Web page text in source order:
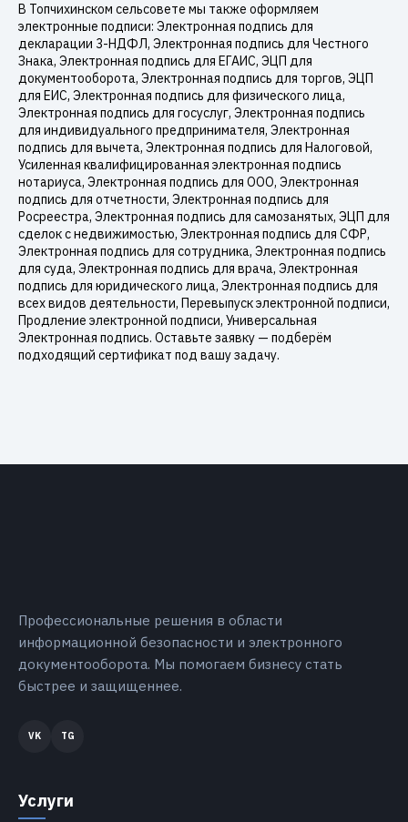
В Топчихинском сельсовете мы также оформляем
электронные подписи: Электронная подпись для
декларации 3-НДФЛ, Электронная подпись для Честного
Знака, Электронная подпись для ЕГАИС, ЭЦП для
документооборота, Электронная подпись для торгов, ЭЦП
для ЕИС, Электронная подпись для физического лица,
Электронная подпись для госуслуг, Электронная подпись
для индивидуального предпринимателя, Электронная
подпись для вычета, Электронная подпись для Налоговой,
Усиленная квалифицированная электронная подпись
нотариуса, Электронная подпись для ООО, Электронная
подпись для отчетности, Электронная подпись для
Росреестра, Электронная подпись для самозанятых, ЭЦП для
сделок с недвижимостью, Электронная подпись для СФР,
Электронная подпись для сотрудника, Электронная подпись
для суда, Электронная подпись для врача, Электронная
подпись для юридического лица, Электронная подпись для
всех видов деятельности, Перевыпуск электронной подписи,
Продление электронной подписи, Универсальная
Электронная подпись. Оставьте заявку — подберём
подходящий сертификат под вашу задачу.
Профессиональные решения в области
информационной безопасности и электронного
документооборота. Мы помогаем бизнесу стать
быстрее и защищеннее.
Услуги